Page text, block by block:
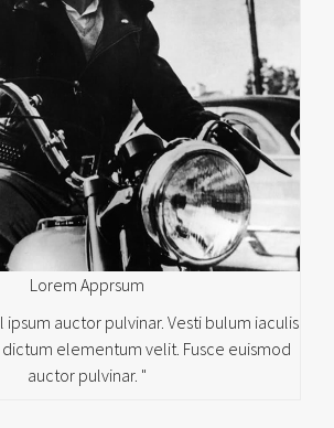
Lorem Apprsum
ipsum auctor pulvinar. Vesti bulum iaculis
dictum elementum velit. Fusce euismod
auctor pulvinar. "